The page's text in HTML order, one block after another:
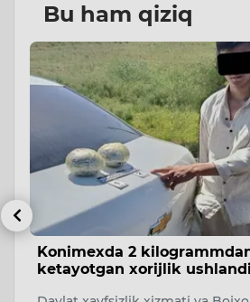
Bu ham qiziq
Konimexda 2
ketayotgan xorijlik ushlandi